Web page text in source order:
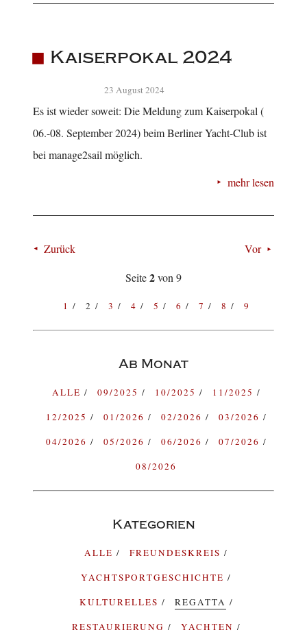
Kaiserpokal 2024
23 August 2024
Es ist wieder soweit: Die Meldung zum Kaiserpokal (
06.-08. September 2024) beim Berliner Yacht-Club ist
bei manage2sail möglich.
mehr lesen
Zurück
Vor
Seite2von 9
1 2 3 4 5 6 7 8 9
Ab Monat
ALLE 09/2025 10/2025
11/2025
12/2025
01/2026 02/2026
03/2026
04/2026
05/2026 06/2026
07/2026
08/2026
Kategorien
ALLE
FREUNDESKREIS
YACHTSPORTGESCHICHTE
KULTURELLES
REGATTA
RESTAURIERUNG
YACHTEN